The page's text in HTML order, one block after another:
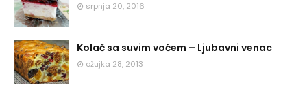
srpnja 20, 2016
Kolač sa suvim voćem – Ljubavni venac
ožujka 28, 2013